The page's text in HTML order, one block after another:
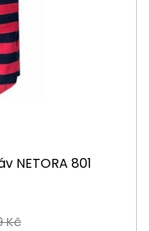
NETORA 801
Kč